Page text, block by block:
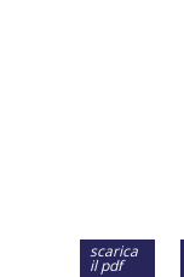
scarica
il pdf